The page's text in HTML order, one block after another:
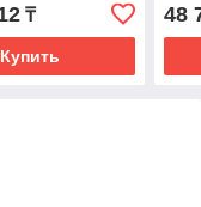
₸
Купить
48